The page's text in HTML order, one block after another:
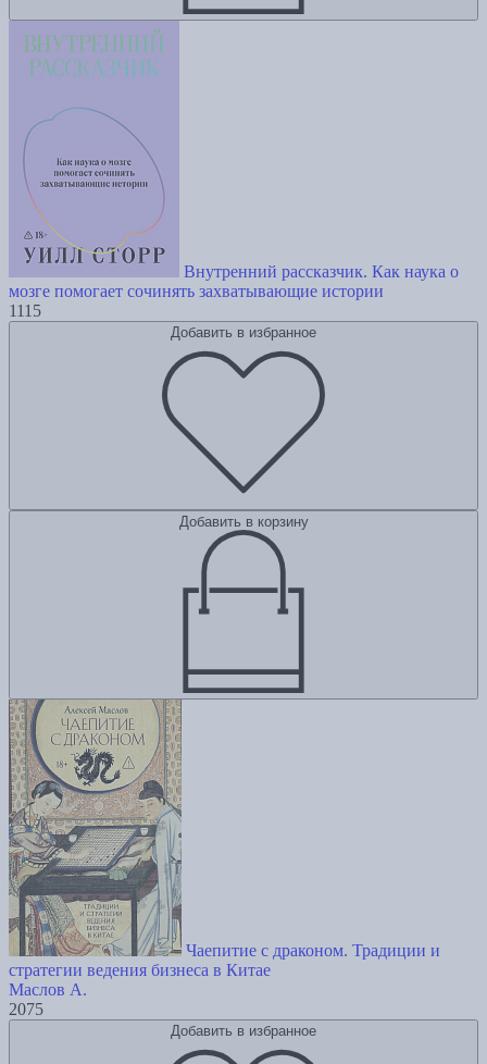
Внутренний рассказчик. Как наука о
мозге помогает сочинять захватывающие истории
1115
Добавить в избранное
Добавить в корзину
Чаепитие с драконом. Традиции и
стратегии ведения бизнеса в Китае
Маслов А.
2075
Добавить в избранное